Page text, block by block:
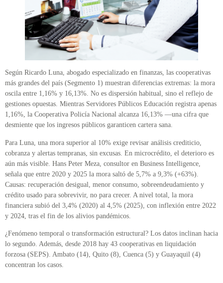
Según Ricardo Luna, abogado especializado en finanzas, las cooperativas
más grandes del país (Segmento 1) muestran diferencias extremas: la mora
oscila entre 1,16% y 16,13%. No es dispersión habitual, sino el reflejo de
gestiones opuestas. Mientras Servidores Públicos Educación registra apenas
1,16%, la Cooperativa Policía Nacional alcanza 16,13% —una cifra que
desmiente que los ingresos públicos garanticen cartera sana.
Para Luna, una mora superior al 10% exige revisar análisis crediticio,
cobranza y alertas tempranas, sin excusas. En microcrédito, el deterioro es
aún más visible. Hans Peter Meza, consultor en Business Intelligence,
señala que entre 2020 y 2025 la mora saltó de 5,7% a 9,3% (+63%).
Causas: recuperación desigual, menor consumo, sobreendeudamiento y
crédito usado para sobrevivir, no para crecer. A nivel total, la mora
financiera subió del 3,4% (2020) al 4,5% (2025), con inflexión entre 2022
y 2024, tras el fin de los alivios pandémicos.
¿Fenómeno temporal o transformación estructural? Los datos inclinan hacia
lo segundo. Además, desde 2018 hay 43 cooperativas en liquidación
forzosa (SEPS). Ambato (14), Quito (8), Cuenca (5) y Guayaquil (4)
concentran los casos.